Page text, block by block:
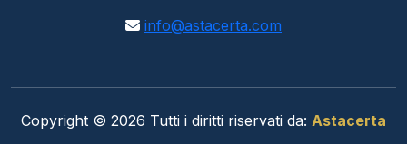
info@astacerta.com
Copyright © 2026 Tutti i diritti riservati da: Astacerta